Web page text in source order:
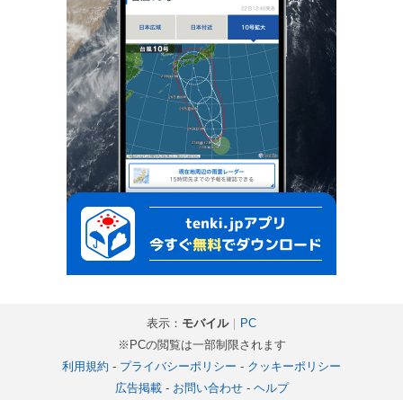
表示： モバイル｜ PC
※PCの閲覧は一部制限されます
利用規約 - プライバシーポリシー - クッキーポリシー
広告掲載- お問い合わせ- ヘルプ